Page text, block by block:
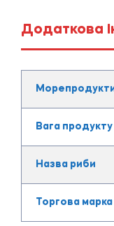
Додаткова
Вага продукту
Назва риби
Торгова марка